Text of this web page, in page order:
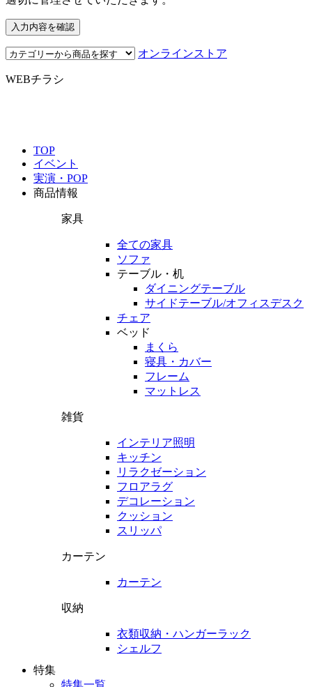
オンラインストア
WEBチラシ
TOP
イベント
実演・POP
商品情報
家具
全ての家具
ソファ
テーブル・机
ダイニングテーブル
サイドテーブル/オフィスデスク
チェア
ベッド
まくら
寝具・カバー
フレーム
マットレス
雑貨
インテリア照明
キッチン
リラクゼーション
フロアラグ
デコレーション
クッション
スリッパ
カーテン
カーテン
収納
衣類収納・ハンガーラック
シェルフ
特集